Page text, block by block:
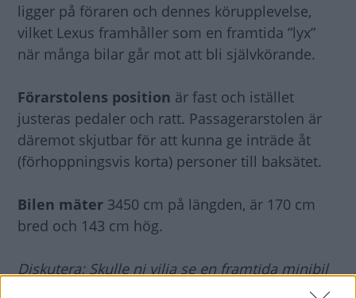
ligger på föraren och dennes körupplevelse,
vilket Lexus framhåller som en framtida ”lyx”
när många bilar går mot att bli självkörande.
Förarstolens position är fast och istället
justeras pedaler och ratt. Passagerarstolen är
däremot skjutbar för att kunna ge inträde åt
(förhoppningsvis korta) personer till baksätet.
Bilen mäter 3450 cm på längden, är 170 cm
bred och 143 cm hög.
Diskutera: Skulle ni vilja se en framtida minibil